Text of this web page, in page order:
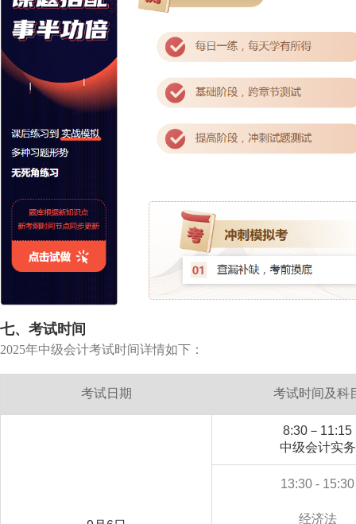
七、考试时间
2025年中级会计考试时间详情如下：
考试日期 考试时间及科
8:30－11:15
中级会计实务
13:30 - 15:30
经济法